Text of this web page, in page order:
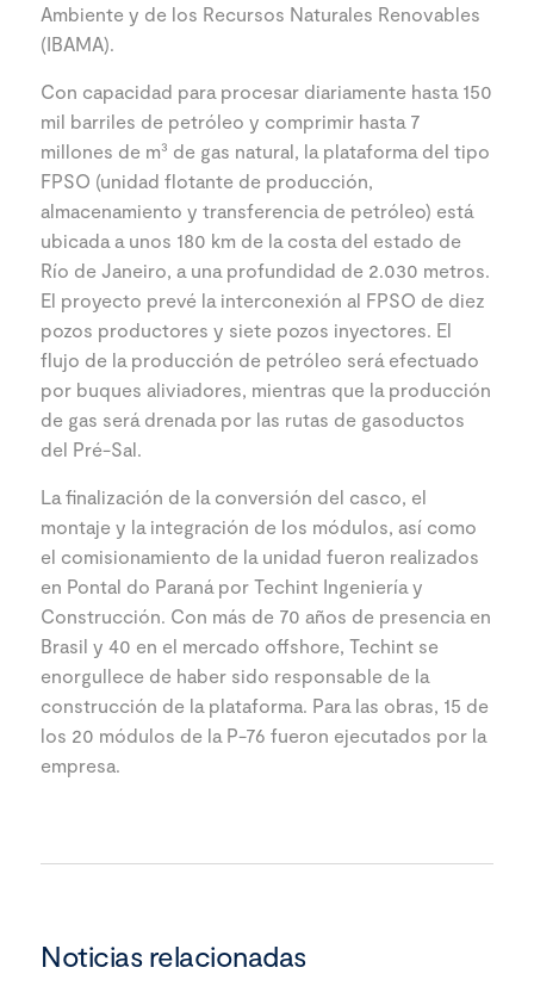
Ambiente y de los Recursos Naturales Renovables
(IBAMA).
Con capacidad para procesar diariamente hasta 150
mil barriles de petróleo y comprimir hasta 7
millones de m³ de gas natural, la plataforma del tipo
FPSO (unidad flotante de producción,
almacenamiento y transferencia de petróleo) está
ubicada a unos 180 km de la costa del estado de
Río de Janeiro, a una profundidad de 2.030 metros.
El proyecto prevé la interconexión al FPSO de diez
pozos productores y siete pozos inyectores. El
flujo de la producción de petróleo será efectuado
por buques aliviadores, mientras que la producción
de gas será drenada por las rutas de gasoductos
del Pré-Sal.
La finalización de la conversión del casco, el
montaje y la integración de los módulos, así como
el comisionamiento de la unidad fueron realizados
en Pontal do Paraná por Techint Ingeniería y
Construcción. Con más de 70 años de presencia en
Brasil y 40 en el mercado offshore, Techint se
enorgullece de haber sido responsable de la
construcción de la plataforma. Para las obras, 15 de
los 20 módulos de la P-76 fueron ejecutados por la
empresa.
Noticias relacionadas